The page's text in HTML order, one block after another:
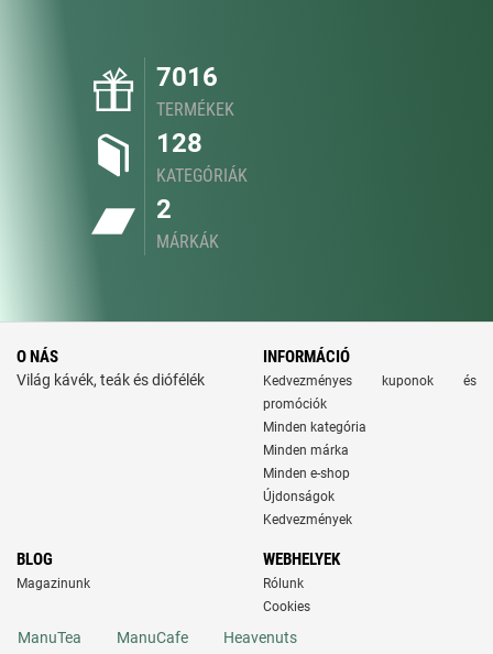
7016
TERMÉKEK
128
KATEGÓRIÁK
2
MÁRKÁK
O NÁS
Világ kávék, teák és diófélék
INFORMÁCIÓ
Kedvezményes kuponok és
promóciók
Minden kategória
Minden márka
Minden e-shop
Újdonságok
Kedvezmények
BLOG
Magazinunk
WEBHELYEK
Rólunk
Cookies
ManuTea ManuCafe Heavenuts